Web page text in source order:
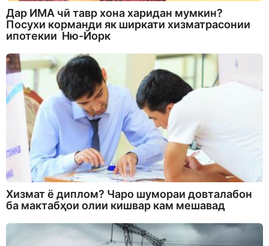
Дар ИМА чӣ тавр хона харидан мумкин?
Посухи корманди як ширкати хизматрасонии
ипотекии Ню-Йорк
Хизмат ё диплом? Чаро шумораи довталабон
ба мактабҳои олии кишвар кам мешавад